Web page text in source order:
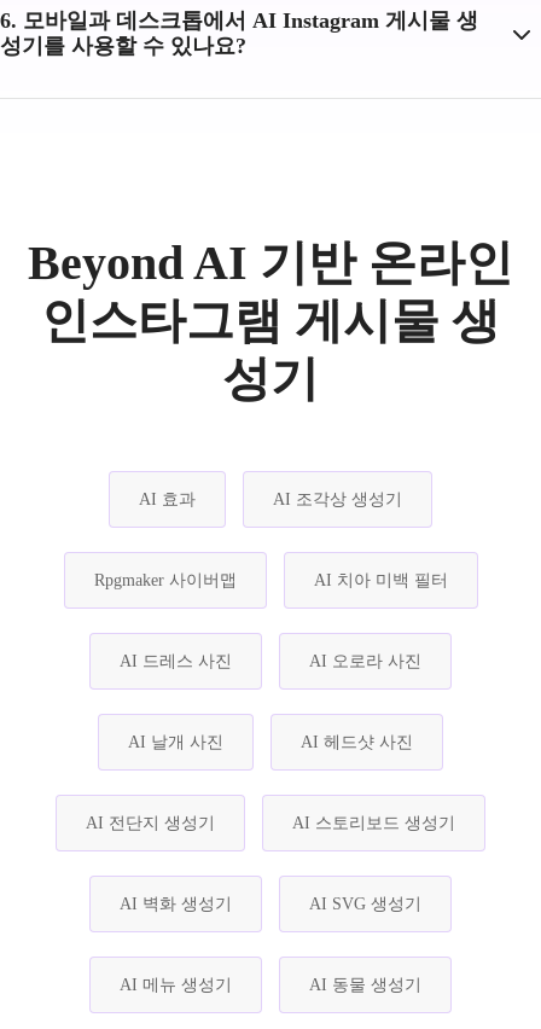
6. 모바일과 데스크톱에서 AI Instagram 게시물 생
성기를 사용할 수 있나요?
Beyond AI 기반 온라인
인스타그램 게시물 생
성기
AI 효과 AI 조각상 생성기
Rpgmaker 사이버맵 AI 치아 미백 필터
AI 드레스 사진 AI 오로라 사진
AI 날개 사진 AI 헤드샷 사진
AI 전단지 생성기 AI 스토리보드 생성기
AI 벽화 생성기 AI SVG 생성기
AI 메뉴 생성기 AI 동물 생성기